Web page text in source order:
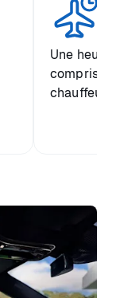
Une heure
comprise
chauffeur.